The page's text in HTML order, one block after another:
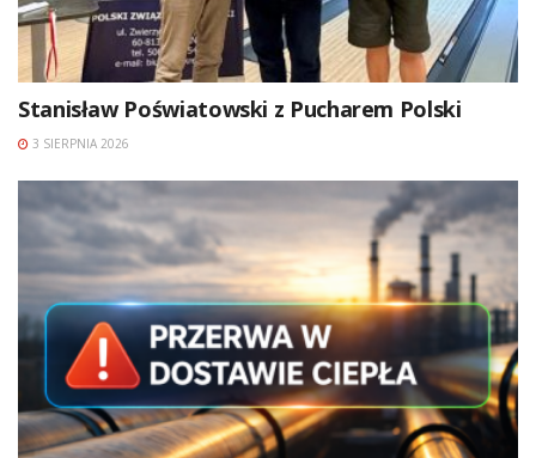
Stanisław Poświatowski z Pucharem Polski
3 SIERPNIA 2026